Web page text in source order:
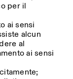
per il
ai sensi
alcun
al
ai sensi